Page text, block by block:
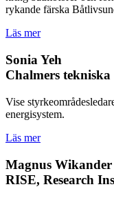
rykande färska
Läs mer
Sonia Yeh
Chalmers tekniska
Vise
energisystem.
Läs mer
Magnus Wikander
RISE, Research